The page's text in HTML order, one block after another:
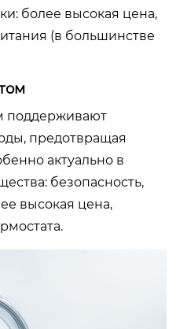
более высокая цена,
(в большинстве
поддерживают
предотвращая
актуально в
безопасность,
высокая цена,